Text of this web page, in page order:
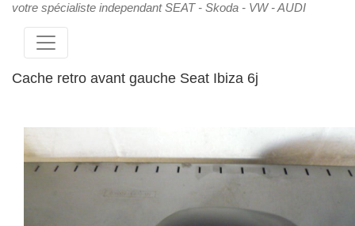
votre spécialiste independant SEAT - Skoda - VW - AUDI
Cache retro avant gauche Seat Ibiza 6j